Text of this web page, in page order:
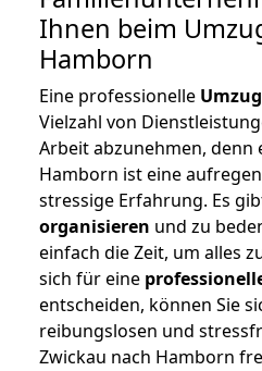
Ihnen beim
Hamborn
Eine professionelle
Vielzahl von
Arbeit abzunehmen, denn
Hamborn ist eine
stressige Erfahrung. Es
organisieren und zu
einfach die Zeit, um alles
sich für eine
entscheiden, können Sie
reibungslosen und
Zwickau nach Hamborn